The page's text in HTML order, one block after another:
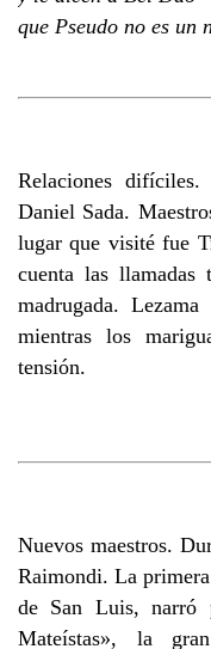
que Pseudo no es un
Relaciones
Daniel Sada.
lugar que visité fue
cuenta las llamadas
madrugada.
mientras los
tensión.
Nuevos maestros.
Raimondi. La
de San Luis, narró
Mateístas», la